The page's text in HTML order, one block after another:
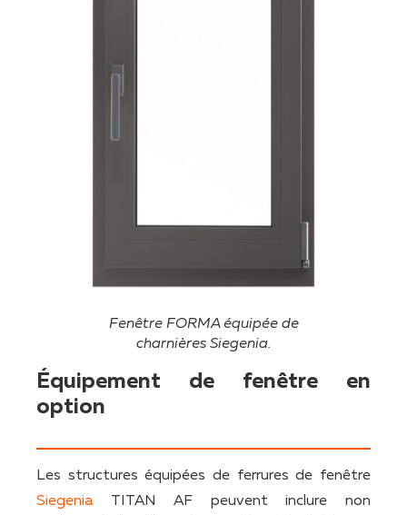
Fenêtre FORMA équipée de
charnières Siegenia.
Équipement de fenêtre en
option
Les structures équipées de ferrures de fenêtre
SiegeniaTITAN AF peuvent inclure non